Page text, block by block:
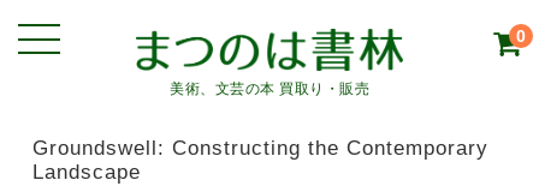
美術、文芸の本 買取り・販売
0
Groundswell: Constructing the Contemporary
Landscape